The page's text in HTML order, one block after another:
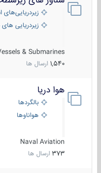
زیردریایی‌های
زیردریایی های
& Submarines
1,540 ارسال ها
هوا دریا
بالگردها
هواناوها
Naval Aviation
373 ارسال ها